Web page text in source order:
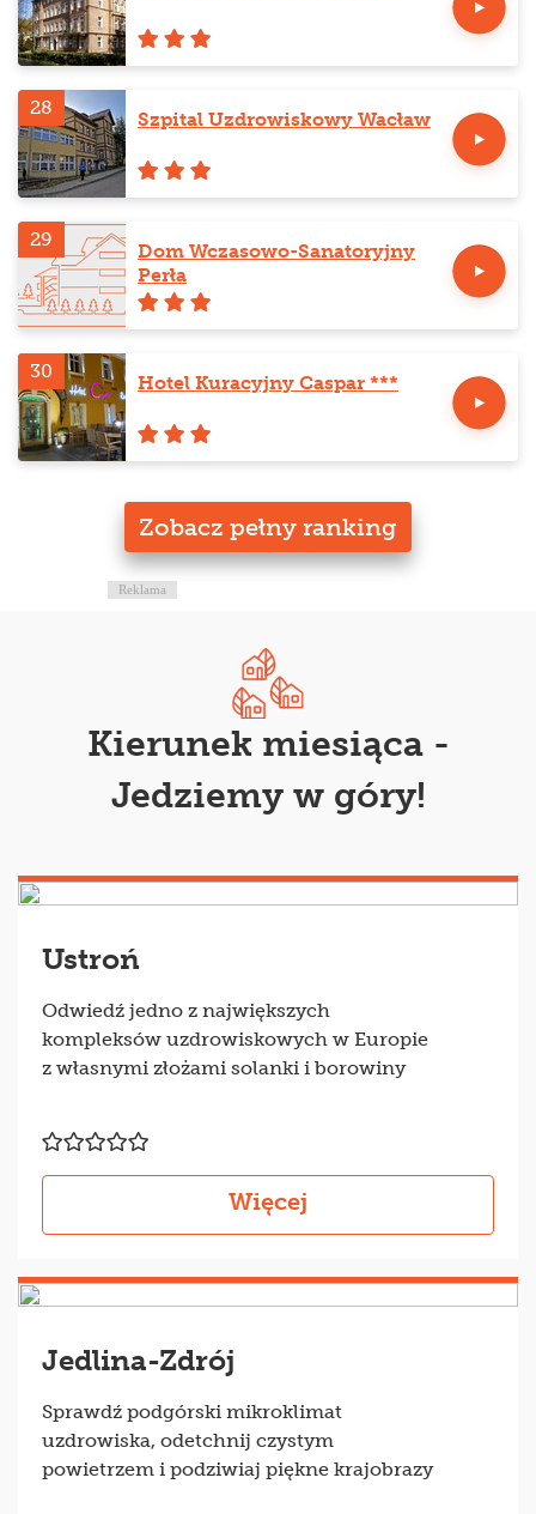
28
Szpital Uzdrowiskowy Wacław
29
Dom Wczasowo-Sanatoryjny
Perła
30
Hotel Kuracyjny Caspar ***
Zobacz pełny ranking
Reklama
Kierunek miesiąca -
Jedziemy w góry!
Ustroń
Odwiedź jedno z największych
kompleksów uzdrowiskowych w Europie
z własnymi złożami solanki i borowiny
Więcej
Jedlina-Zdrój
Sprawdź podgórski mikroklimat
uzdrowiska, odetchnij czystym
powietrzem i podziwiaj piękne krajobrazy